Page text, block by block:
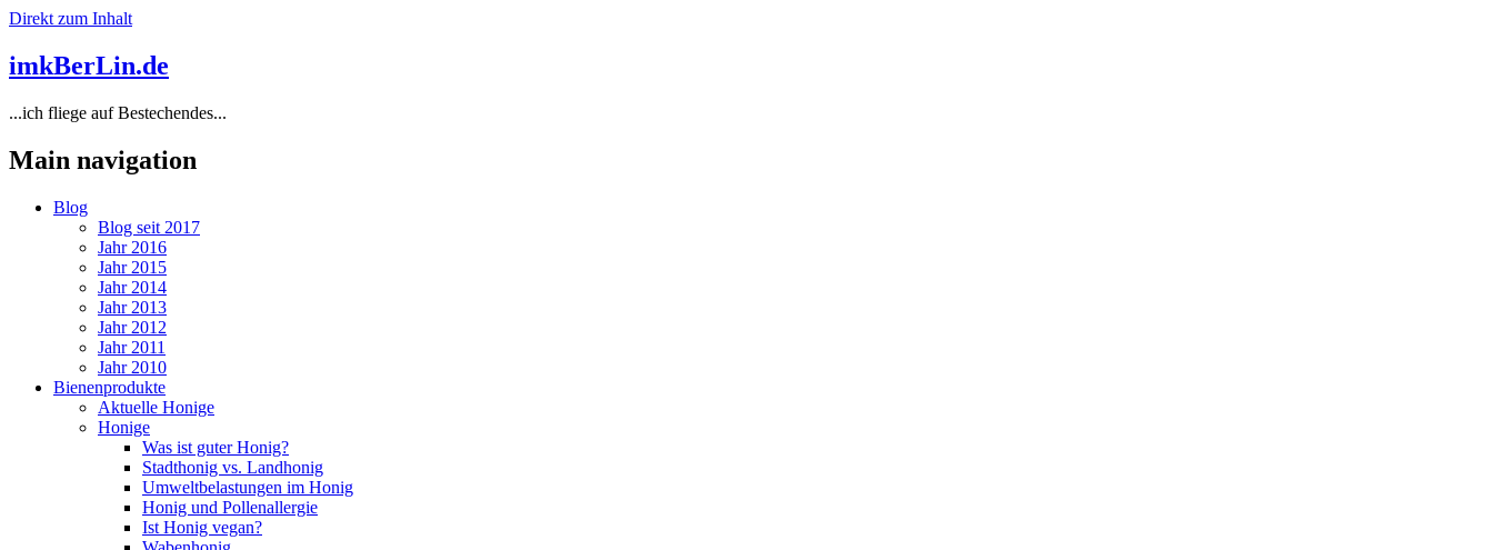
Direkt zum Inhalt
imkBerLin.de
...ich fliege auf Bestechendes...
Main navigation
Blog
Blog seit 2017
Jahr 2016
Jahr 2015
Jahr 2014
Jahr 2013
Jahr 2012
Jahr 2011
Jahr 2010
Bienenprodukte
Aktuelle Honige
Honige
Was ist guter Honig?
Stadthonig vs. Landhonig
Umweltbelastungen im Honig
Honig und Pollenallergie
Ist Honig vegan?